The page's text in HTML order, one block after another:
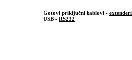
Gotovi priključni kablovi - extenderi
USB - RS232